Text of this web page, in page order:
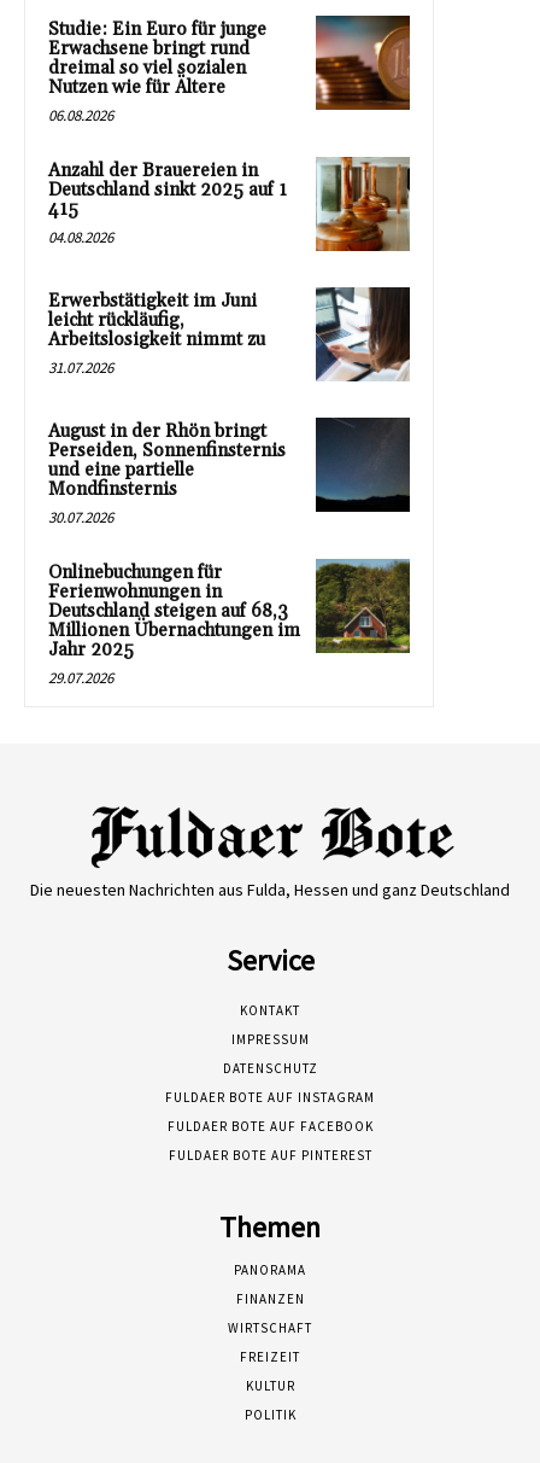
Studie: Ein Euro für junge
Erwachsene bringt rund
dreimal so viel sozialen
Nutzen wie für Ältere
06.08.2026
Anzahl der Brauereien in
Deutschland sinkt 2025 auf 1
415
04.08.2026
Erwerbstätigkeit im Juni
leicht rückläufig,
Arbeitslosigkeit nimmt zu
31.07.2026
August in der Rhön bringt
Perseiden, Sonnenfinsternis
und eine partielle
Mondfinsternis
30.07.2026
Onlinebuchungen für
Ferienwohnungen in
Deutschland steigen auf 68,3
Millionen Übernachtungen im
Jahr 2025
29.07.2026
Die neuesten Nachrichten aus Fulda, Hessen und ganz Deutschland
Service
KONTAKT
IMPRESSUM
DATENSCHUTZ
FULDAER BOTE AUF INSTAGRAM
FULDAER BOTE AUF FACEBOOK
FULDAER BOTE AUF PINTEREST
Themen
PANORAMA
FINANZEN
WIRTSCHAFT
FREIZEIT
KULTUR
POLITIK